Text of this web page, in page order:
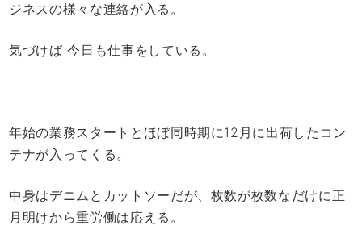
ジネスの様々な連絡が入る。
気づけば 今日も仕事をしている。
年始の業務スタートとほぼ同時期に12月に出荷したコン
テナが入ってくる。
中身はデニムとカットソーだが、枚数が枚数なだけに正
月明けから重労働は応える。